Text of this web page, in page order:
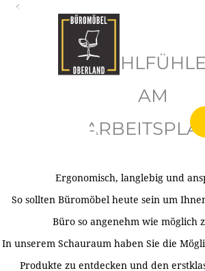
AM
Ergonomisch, langlebig und
So sollten Büromöbel heute sein um
Büro so angenehm wie möglich
In unserem Schauraum haben Sie die
Produkte zu entdecken und den